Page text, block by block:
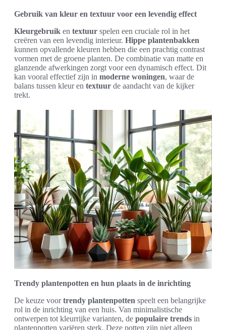
Gebruik van kleur en textuur voor een levendig effect
Kleurgebruik en textuur spelen een cruciale rol in het
creëren van een levendig interieur. Hippe plantenbakken
kunnen opvallende kleuren hebben die een prachtig contrast
vormen met de groene planten. De combinatie van matte en
glanzende afwerkingen zorgt voor een dynamisch effect. Dit
kan vooral effectief zijn in moderne woningen, waar de
balans tussen kleur en textuur de aandacht van de kijker
trekt.
Trendy plantenpotten en hun plaats in de inrichting
De keuze voortrendy plantenpotten speelt een belangrijke
rol in de inrichting van een huis. Van minimalistische
ontwerpen tot kleurrijke varianten, de populaire trends in
plantenpotten variëren sterk. Deze potten zijn niet alleen